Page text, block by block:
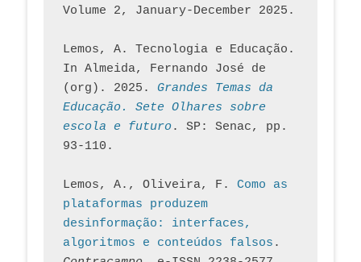
Volume 2, January-December 2025.
Lemos, A. Tecnologia e Educação.
In Almeida, Fernando José de
(org). 2025. Grandes Temas da
Educação. Sete Olhares sobre
escola e futuro. SP: Senac, pp.
93-110.
Lemos, A., Oliveira, F. Como as
plataformas produzem
desinformação: interfaces,
algoritmos e conteúdos falsos